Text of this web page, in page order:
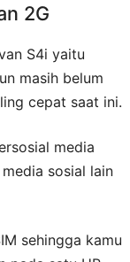
2G
S4i yaitu
masih belum
cepat saat ini.
media
sosial lain
sehingga kamu